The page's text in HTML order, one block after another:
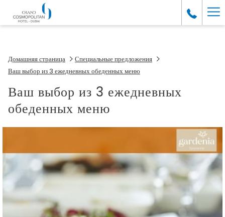
Домашняя страница
Специальные предложения
Ваш выбор из 3 ежедневных обеденных меню
Ваш выбор из 3 ежедневных
обеденных меню